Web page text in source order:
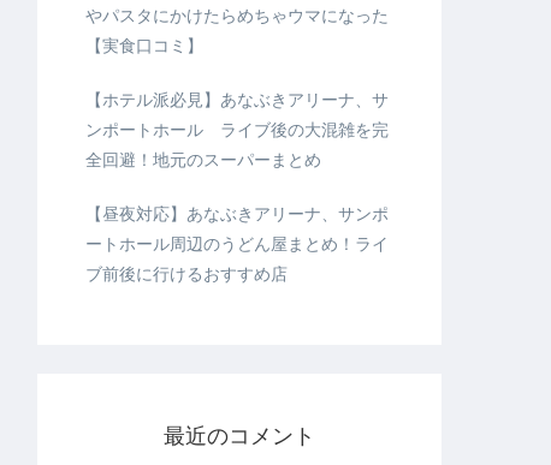
やパスタにかけたらめちゃウマになった
【実食口コミ】
【ホテル派必見】あなぶきアリーナ、サ
ンポートホール ライブ後の大混雑を完
全回避！地元のスーパーまとめ
【昼夜対応】あなぶきアリーナ、サンポ
ートホール周辺のうどん屋まとめ！ライ
ブ前後に行けるおすすめ店
最近のコメント